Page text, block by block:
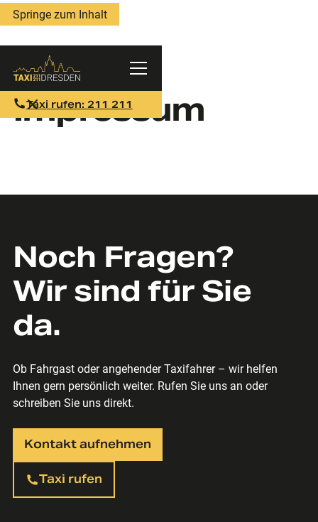
Springe zum Inhalt
Taxi rufen: 211 211
Impressum
Noch Fragen?
Wir sind für Sie
da.
Ob Fahrgast oder angehender Taxifahrer – wir helfen
Ihnen gern persönlich weiter. Rufen Sie uns an oder
schreiben Sie uns direkt.
Kontakt aufnehmen
Taxi rufen